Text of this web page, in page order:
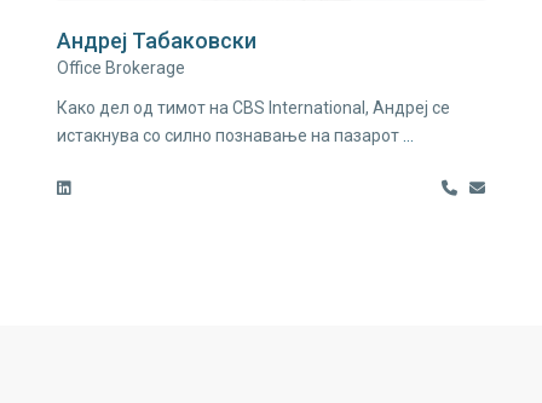
Андреј Табаковски
Office Brokerage
Како дел од тимот на CBS International, Андреј се
истакнува со силно познавање на пазарот...